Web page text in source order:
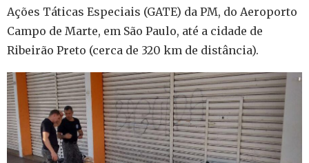
Ações Táticas Especiais (GATE) da PM, do Aeroporto
Campo de Marte, em São Paulo, até a cidade de
Ribeirão Preto (cerca de 320 km de distância).